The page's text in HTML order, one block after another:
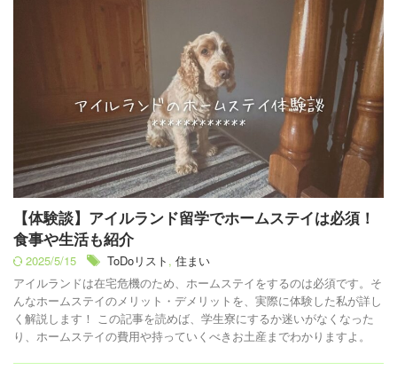
【体験談】アイルランド留学でホームステイは必須！
食事や生活も紹介
2025/5/15 ToDoリスト , 住まい
アイルランドは在宅危機のため、ホームステイをするのは必須です。そ
んなホームステイのメリット・デメリットを、実際に体験した私が詳し
く解説します！ この記事を読めば、学生寮にするか迷いがなくなった
り、ホームステイの費用や持っていくべきお土産までわかりますよ。